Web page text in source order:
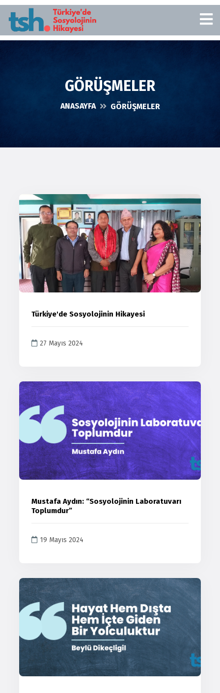
GÖRÜŞMELER
ANASAYFA GÖRÜŞMELER
Türkiye'de Sosyolojinin Hikayesi
27 Mayıs 2024
Mustafa Aydın: “Sosyolojinin Laboratuvarı
Toplumdur”
19 Mayıs 2024